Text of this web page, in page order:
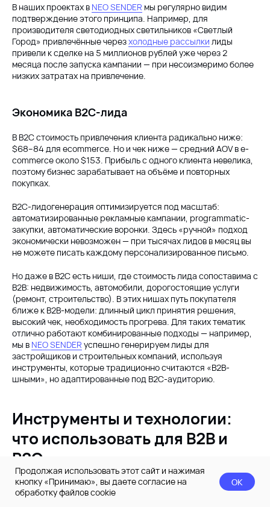
Продолжая использовать этот сайт и нажимая
кнопку «Принимаю», вы даете согласие на
обработку файлов cookie
OK
заявка позвонить telegram
В наших проектах в NEO SENDER мы регулярно видим
подтверждение этого принципа. Например, для
производителя светодиодных светильников «Светлый
Город» привлечённые черезхолодные рассылки лиды
привели к сделке на 5 миллионов рублей уже через 2
месяца после запуска кампании — при несоизмеримо более
низких затратах на привлечение.
Экономика B2C-лида
В B2C стоимость привлечения клиента радикально ниже:
$68–84 для ecommerce. Но и чек ниже — средний AOV в e-
commerce около $153. Прибыль с одного клиента невелика,
поэтому бизнес зарабатывает на объёме и повторных
покупках.
B2C-лидогенерация оптимизируется под масштаб:
автоматизированные рекламные кампании, programmatic-
закупки, автоматические воронки. Здесь «ручной» подход
экономически невозможен — при тысячах лидов в месяц вы
не можете писать каждому персонализированное письмо.
Но даже в B2C есть ниши, где стоимость лида сопоставима с
B2B: недвижимость, автомобили, дорогостоящие услуги
(ремонт, строительство). В этих нишах путь покупателя
ближе к B2B-модели: длинный цикл принятия решения,
высокий чек, необходимость прогрева. Для таких тематик
отлично работают комбинированные подходы — например,
мы в NEO SENDER успешно генерируем лиды для
застройщиков и строительных компаний, используя
инструменты, которые традиционно считаются «B2B-
шными», но адаптированные под B2C-аудиторию.
Инструменты и технологии:
что использовать для B2B и
B2C
Стек B2B-инструментов